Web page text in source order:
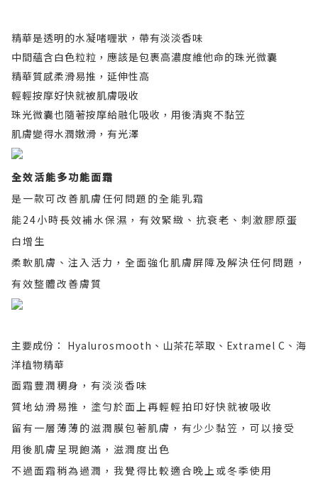
精華是透明的水凝啫喱狀，帶有淡淡香味
中間蘊含白色粒粒，應該是包裹高濃度維他命的珠光微囊
精華質感柔滑易推，延伸性高
輕輕按摩好快就被肌膚吸收
珠光微囊也隨著按摩給融化吸收，用後清爽不黏笠
肌膚變得水潤嫩滑，有光澤
全效活能多功能面霜
是一款可改善肌膚任何問題的全能乳霜
能24小時長效補水保濕，有效緊緻、抗衰老、刺激膠原蛋
白增生
柔軟肌膚、注入活力，全面強化肌膚屏障及解決任何問題，
有效整體改善膚質
主要成份： Hyalurosmooth、山茶花萃取、Extramel C、海
洋植物精華
面霜豐潤稠身，有淡淡香味
質地幼滑易推，塗勻於面上再輕輕拍印好快就被吸收
留有一層薄薄的滋潤膜包著肌膚，有少少黏笠，可以接受
用後肌膚呈現飽滿，滋潤度出色
不過面霜稍為過潤，我覺得比較適合晚上或冬季使用